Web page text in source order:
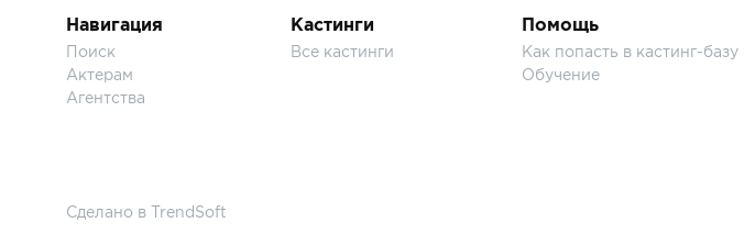
Навигация
Поиск
Актерам
Агентства
Кастинги
Все кастинги
Помощь
Как попасть в кастинг-базу
Обучение
Сделано в TrendSoft